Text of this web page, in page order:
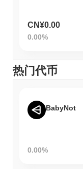
CN¥0.00
0.00%
热门代币
BabyNot
0.00%